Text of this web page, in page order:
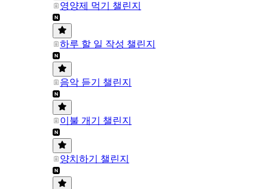
영양제 먹기 챌린지
하루 할 일 작성 챌린지
음악 듣기 챌린지
이불 개기 챌린지
양치하기 챌린지